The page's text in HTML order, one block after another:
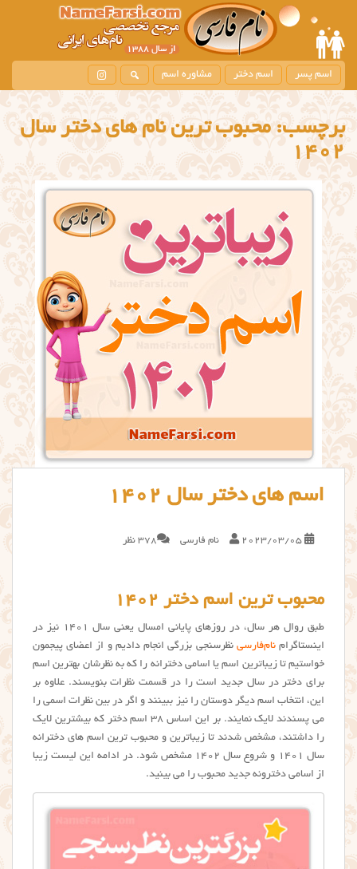
m
i
c
n
t
اسم پسر اسم دختر مشاوره اسم
برچسب:محبوب ترین نام های دختر سال
1402
اسم های دختر سال ۱۴۰۲
2023/03/05 نام فارسی 378 نظر
محبوب ترین اسم دختر ۱۴۰۲
طبق روال هر سال، در روزهای پایانی امسال یعنی سال ۱۴۰۱ نیز در
اینستاگرامنام‌فارسی نظرسنجی بزرگی انجام دادیم و از اعضای پیجمون
خواستیم تا زیباترین اسم یا اسامی دخترانه را که به نظرشان بهترین اسم
برای دختر در سال جدید است را در قسمت نظرات بنویسند. علاوه بر
این، انتخاب اسم دیگر دوستان را نیز ببینند و اگر در بین نظرات اسمی را
می پسندند لایک نمایند. بر این اساس ۳۸ اسم دختر که بیشترین لایک
را داشتند، مشخص شدند تا زیباترین و محبوب ترین اسم های دخترانه
سال ۱۴۰۱ و شروع سال ۱۴۰۲ مشخص شود. در ادامه این لیست زیبا
از اسامی دخترونه جدید محبوب را می بینید.